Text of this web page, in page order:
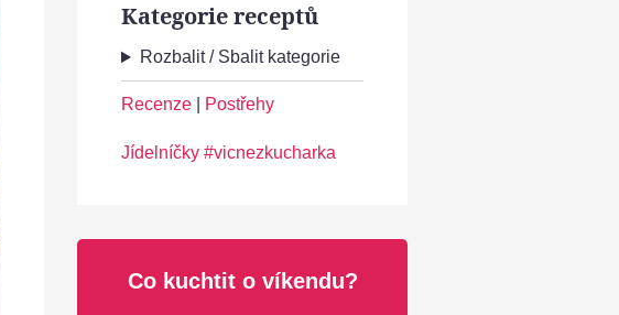
Kategorie receptů
Rozbalit / Sbalit kategorie
Recenze Postřehy
Jídelníčky #vicnezkucharka
Co kuchtit o víkendu?